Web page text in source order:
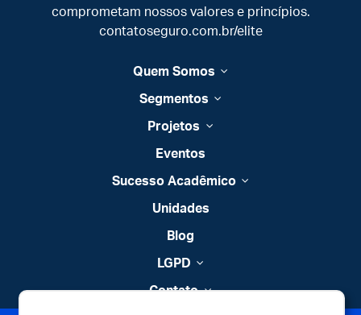
comprometam nossos valores e princípios.
contatoseguro.com.br/elite
Quem Somos
Segmentos
Projetos
Eventos
Sucesso Acadêmico
Unidades
Blog
LGPD
Contato